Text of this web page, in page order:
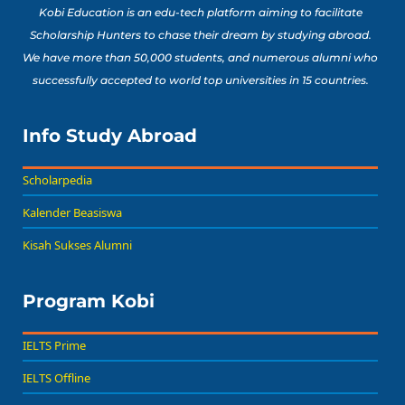
8 Lomba Jurusan
Psikologi untuk
Buat Persiapan Study
Baca Sekarang!
Kobi Education is an edu-tech platform aiming to facilitate
Scholarship Hunters to chase their dream by studying abroad.
We have more than 50,000 students, and numerous alumni who
successfully accepted to world top universities in 15 countries.
Info Study Abroad
Scholarpedia
Kalender Beasiswa
Kisah Sukses Alumni
Program Kobi
IELTS Prime
IELTS Offline